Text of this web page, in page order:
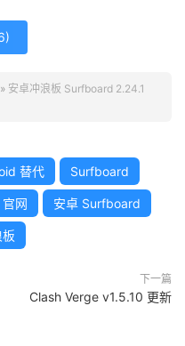
)
» 安卓冲浪板 Surfboard 2.24.1
替代 Surfboard
网 安卓 Surfboard
下一篇
Clash Verge v1.5.10 更新